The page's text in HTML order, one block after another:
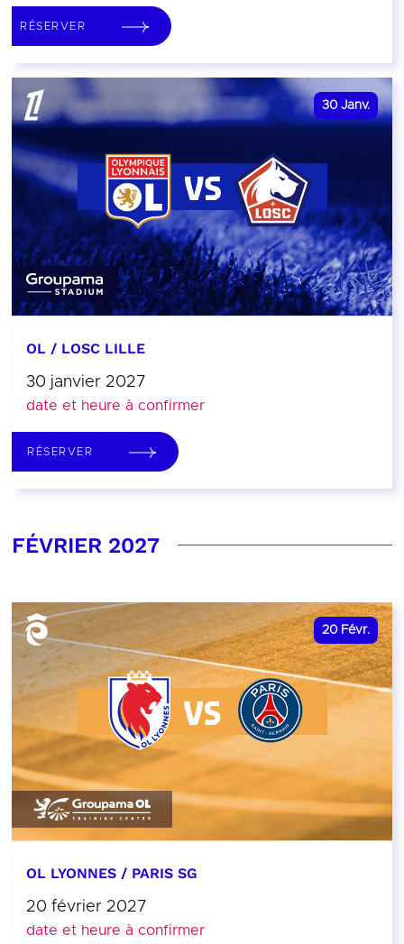
RÉSERVER
30 Janv.
OL / LOSC LILLE
30 janvier 2027
date et heure à confirmer
RÉSERVER
FÉVRIER 2027
20 Févr.
OL LYONNES / PARIS SG
20 février 2027
date et heure à confirmer